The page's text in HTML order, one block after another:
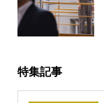
特集記事